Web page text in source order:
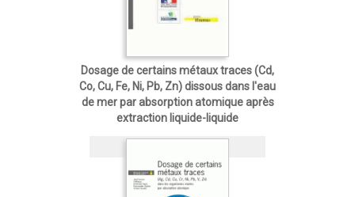
Dosage de certains métaux traces (Cd,
Co, Cu, Fe, Ni, Pb, Zn) dissous dans l'eau
de mer par absorption atomique après
extraction liquide-liquide